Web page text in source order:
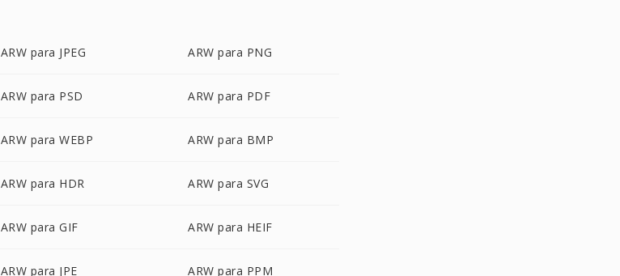
ARW para JPEG ARW para PNG
ARW para PSD ARW para PDF
ARW para WEBP ARW para BMP
ARW para HDR ARW para SVG
ARW para GIF ARW para HEIF
ARW para JPE ARW para PPM